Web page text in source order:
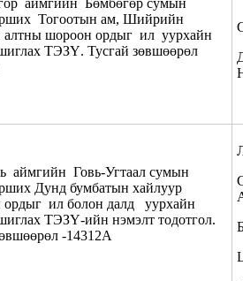
аймгийн Бөмбөгөр сумын
Тогоотын ам, Шийрийн
алтны шороон ордыг ил уурхайн
ТЭЗҮ. Тусгай зөвшөөрөл
аймгийн Говь-Угтаал сумын
Дунд бумбатын хайлуур
ил болон далд уурхайн
ТЭЗҮ-ийн нэмэлт тодотгол.
-14312А